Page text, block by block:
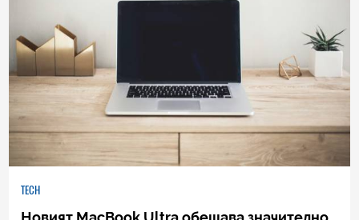
TECH